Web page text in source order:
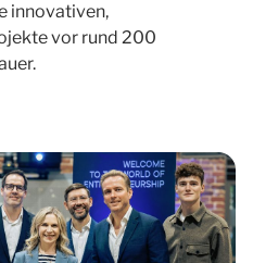
innovativen,
vor rund 200